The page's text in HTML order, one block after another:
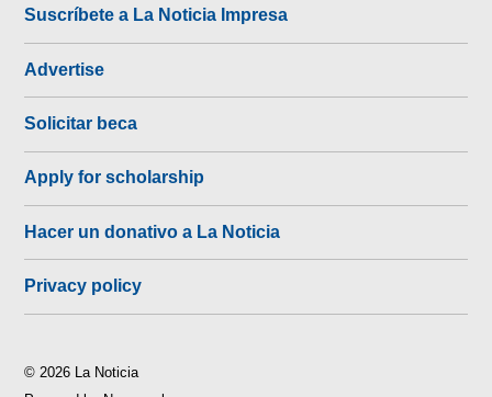
Suscríbete a La Noticia Impresa
Advertise
Solicitar beca
Apply for scholarship
Hacer un donativo a La Noticia
Privacy policy
© 2026 La Noticia